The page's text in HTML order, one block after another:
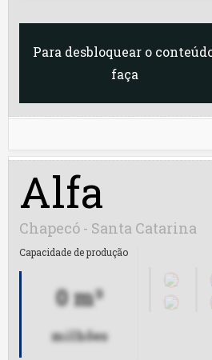
Biopar PA
Biovida
Bocchi
Bunge
Caibiense
Camera IJ
Caramuru IP
Caramuru MT
Santa
São
Tocantins
Para desbloquear o
faça
Alfa
Chapecó - Santa Catarina
Capacidade de produção
0 m³
milhões